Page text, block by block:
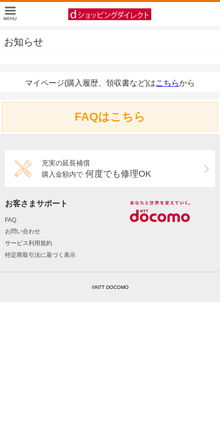
お知らせ
マイページ(購入履歴、領収書など)はこちらから
FAQはこちら
充実の延長補償
購入金額内で 何度でも修理OK
お客さまサポート
FAQ
お問い合わせ
サービス利用規約
特定商取引法に基づく表示
©NTT DOCOMO